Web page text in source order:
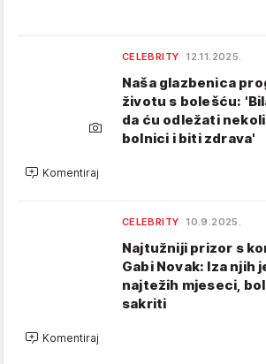
CELEBRITY 12.11.2025.
Naša glazbenica
životu s bolešću:
da ću odležati
bolnici i biti zdrava'
Komentiraj
CELEBRITY 10.9.2025.
Najtužniji prizor s
Gabi Novak: Iza njih
najtežih mjeseci,
sakriti
Komentiraj